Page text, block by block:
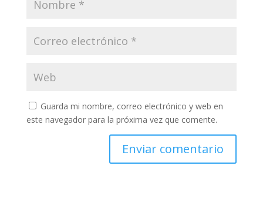
Guarda mi nombre, correo electrónico y web en
este navegador para la próxima vez que comente.